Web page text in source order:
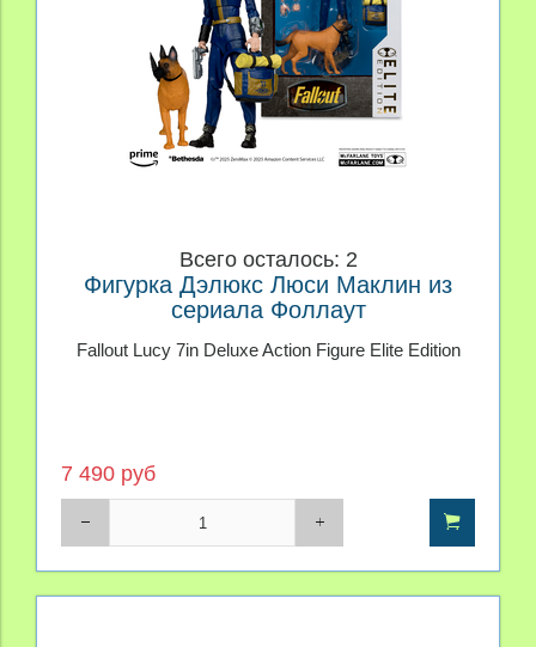
Всего осталось: 2
Фигурка Дэлюкс Люси Маклин из
сериала Фоллаут
Fallout Lucy 7in Deluxe Action Figure Elite Edition
7 490 руб